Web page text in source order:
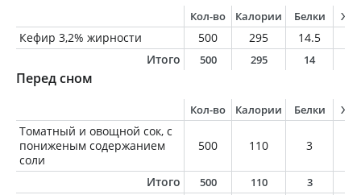
Кол-во Калории Белки
Кефир 3,2% жирности 500 295 14.5
Итого
500 295 14
Перед сном
Кол-во Калории Белки
Томатный и овощной сок, с
пониженым содержанием
соли
500 110 3
Итого 500 110 3